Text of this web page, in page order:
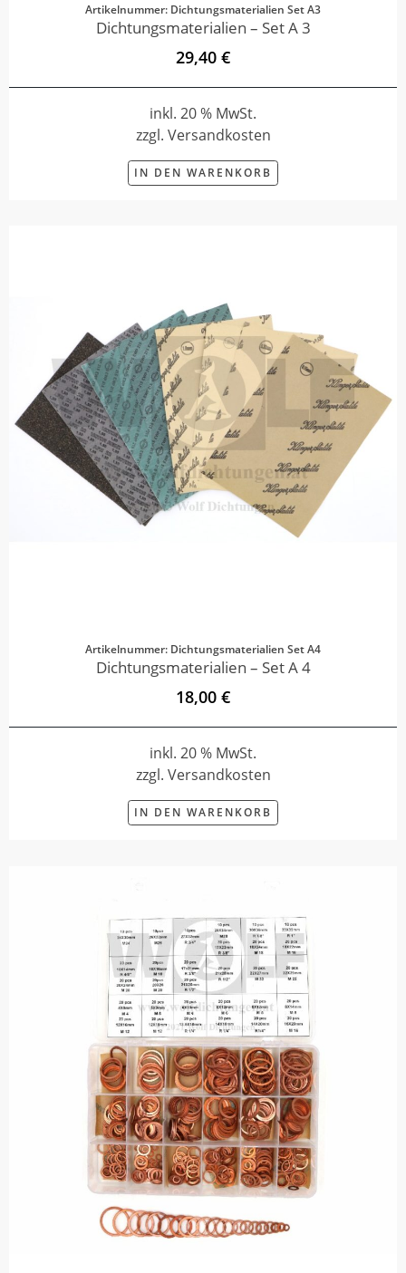
Artikelnummer: Dichtungsmaterialien Set A3
Dichtungsmaterialien – Set A 3
29,40 €
inkl. 20 % MwSt.
zzgl. Versandkosten
IN DEN WARENKORB
Artikelnummer: Dichtungsmaterialien Set A4
Dichtungsmaterialien – Set A 4
18,00 €
inkl. 20 % MwSt.
zzgl. Versandkosten
IN DEN WARENKORB